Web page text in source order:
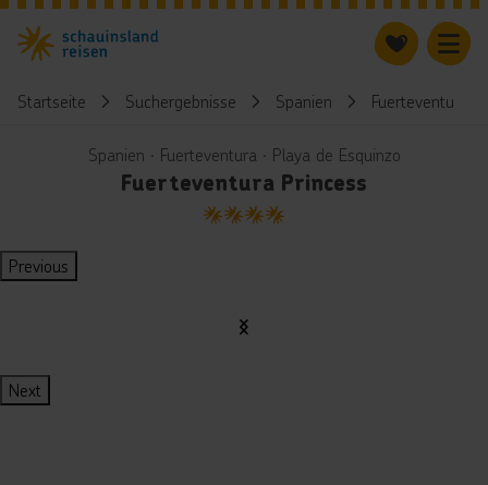
Startseite Suchergebnisse Spanien Fuerteventura
Spanien ∙ Fuerteventura ∙ Playa de Esquinzo
Fuerteventura Princess
4
Previous
Next